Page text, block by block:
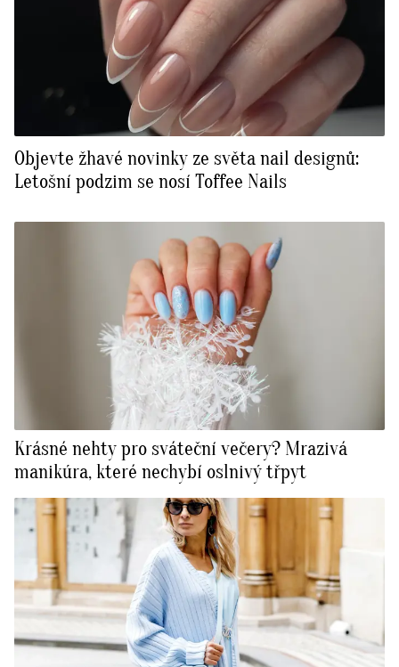
Objevte žhavé novinky ze světa nail designů:
Letošní podzim se nosí Toffee Nails
Krásné nehty pro sváteční večery? Mrazivá
manikúra, které nechybí oslnivý třpyt